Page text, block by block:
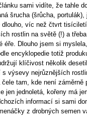
sami vidíte, že tahle
šrucha (šrůcha,
víc než čtvrt
rostlin na světě (!) a
éře. Dlouho jsem si
encyklopedie totiž
klíčivost několik
výsevy nejrůznějších
tam, kde není záměrně
jen jednoletá, kořeny má
informací si sami
z drobných semen